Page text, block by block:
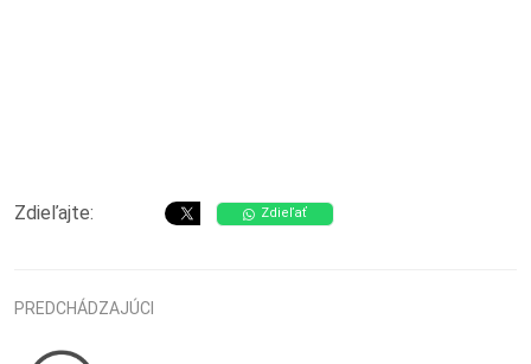
Zdieľajte: Zdieľať
PREDCHÁDZAJÚCI